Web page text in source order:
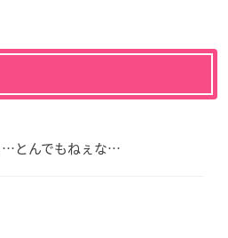
…とんでもねぇな…